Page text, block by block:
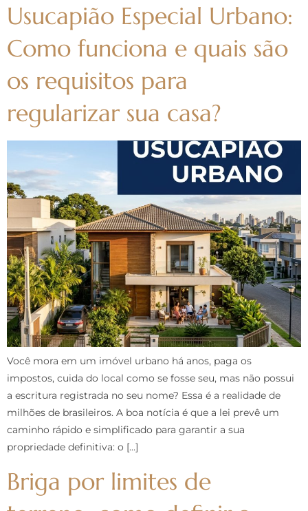
Usucapião Especial Urbano:
Como funciona e quais são
os requisitos para
regularizar sua casa?
Você mora em um imóvel urbano há anos, paga os
impostos, cuida do local como se fosse seu, mas não possui
a escritura registrada no seu nome? Essa é a realidade de
milhões de brasileiros. A boa notícia é que a lei prevê um
caminho rápido e simplificado para garantir a sua
propriedade definitiva: o […]
Briga por limites de